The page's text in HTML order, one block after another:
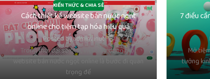
KIẾN THỨC & CHIA SẺ
Cách thiết kế website bán nước ngọt
online cho tiệm tạp hóa hiệu quả
Posted byadminvinut
Trong thời đại số hóa, việc xây dựng một
website bán nước ngọt online là bước đi quan
trọng để
7 điều
Mở
tưởng